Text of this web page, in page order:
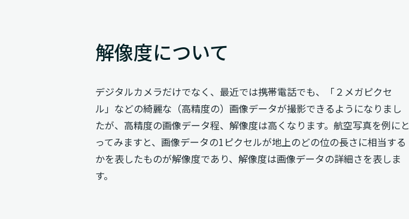
解像度について
デジタルカメラだけでなく、最近では携帯電話でも、「２メガピクセ
ル」などの綺麗な（高精度の）画像データが撮影できるようになりまし
たが、高精度の画像データ程、解像度は高くなります。航空写真を例にと
ってみますと、画像データの1ピクセルが地上のどの位の長さに相当する
かを表したものが解像度であり、解像度は画像データの詳細さを表しま
す。